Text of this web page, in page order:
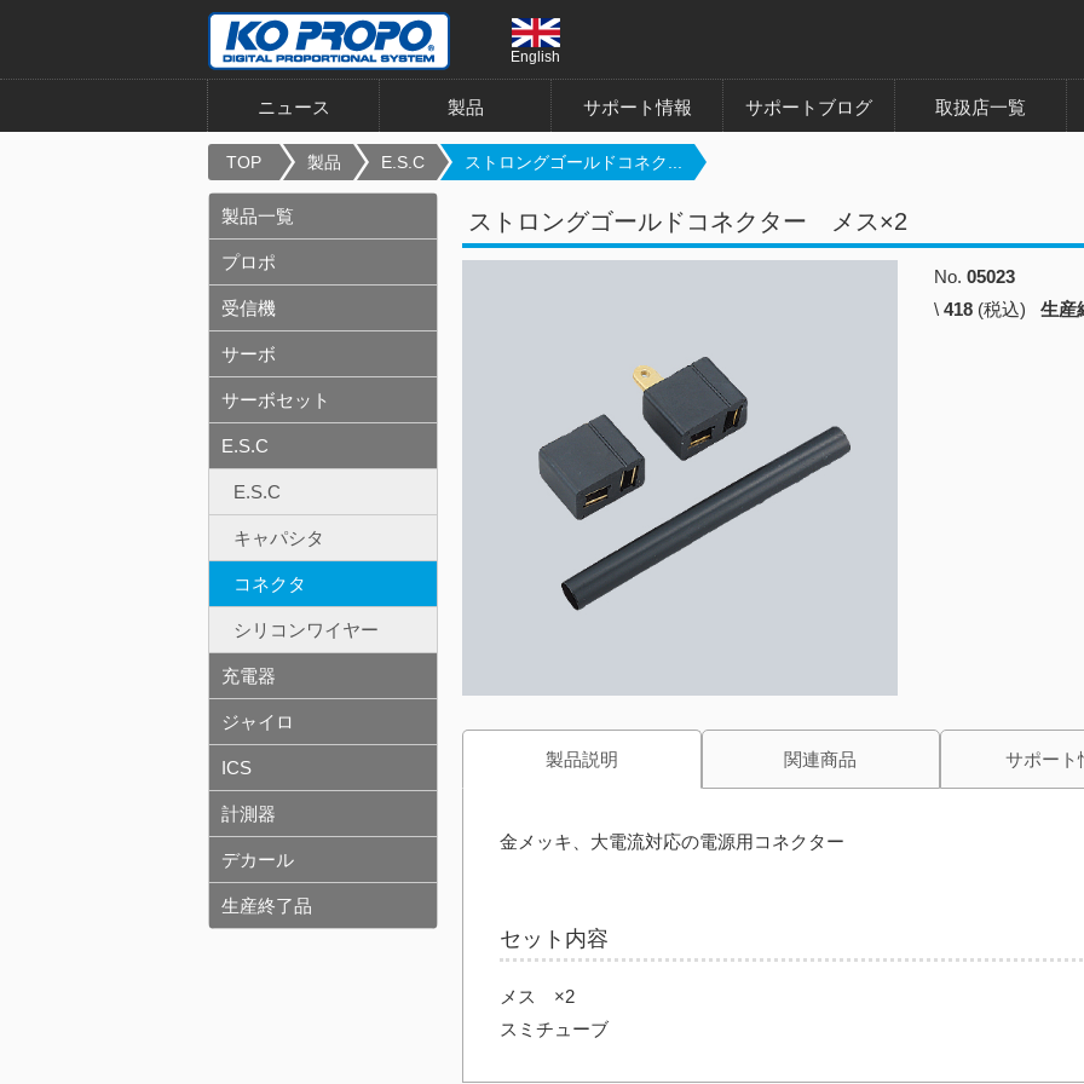
English
ニュース 製品 サポート情報 サポートブログ 取扱店一覧
TOP 製品 E.S.C ストロングゴールドコネク...
ストロングゴールドコネクター メス×2
No. 05023
\ 418 (税込) 生産
製品説明 関連商品 サポート
金メッキ、大電流対応の電源用コネクター
セット内容
メス ×2
スミチューブ
製品一覧
プロポ
受信機
サーボ
サーボセット
E.S.C
E.S.C
キャパシタ
コネクタ
シリコンワイヤー
充電器
ジャイロ
ICS
計測器
デカール
生産終了品